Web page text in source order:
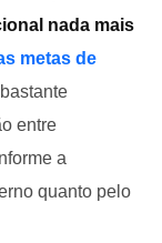
nada mais
metas de
entre
a
quanto pelo